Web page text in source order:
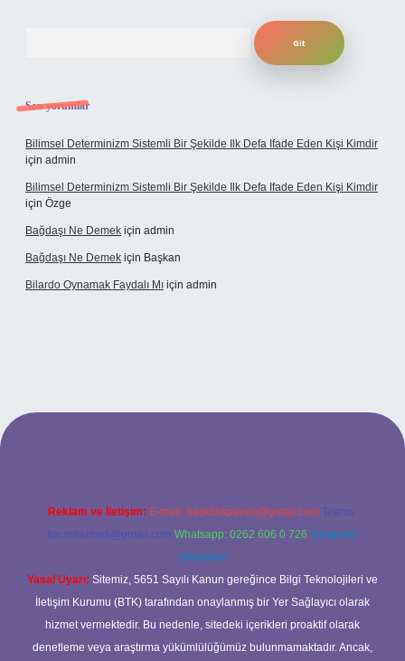
Son yorumlar
Bilimsel Determinizm Sistemli Bir Şekilde Ilk Defa Ifade Eden Kişi Kimdir
için admin
Bilimsel Determinizm Sistemli Bir Şekilde Ilk Defa Ifade Eden Kişi Kimdir
için Özge
Bağdaşı Ne Demek için admin
Bağdaşı Ne Demek için Başkan
Bilardo Oynamak Faydalı Mı için admin
bahis sitesi
Reklam ve İletişim: E-mail: backlinkpaneli@gmail.com Teams:
forumhizmeti@gmail.com Whatsapp: 0262 606 0 726 Telegram:
@karabul
Yasal Uyarı: Sitemiz, 5651 Sayılı Kanun gereğince Bilgi Teknolojileri ve
İletişim Kurumu (BTK) tarafından onaylanmış bir Yer Sağlayıcı olarak
hizmet vermektedir. Bu nedenle, sitedeki içerikleri proaktif olarak
denetleme veya araştırma yükümlülüğümüz bulunmamaktadır. Ancak,